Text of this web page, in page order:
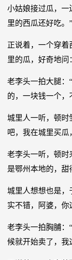
小姑娘接过瓜，一
里的西瓜还好吃。”
正说着，一个穿
里的瓜，好奇地问
老李头一拍大腿：
的，一块钱一个，
城里人一听，顿时
吧，我在城里买瓜
老李头一听，顿时
是鄂州本地的，甜
城里人想想也是，
实不错，阿婆，你
老李头一拍胸脯：
候就开始卖了，我